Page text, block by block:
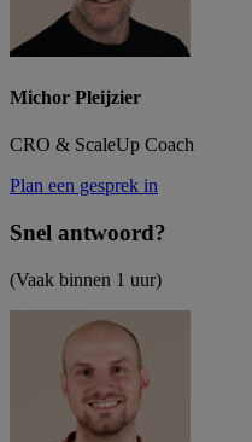
Michor Pleijzier
CRO & ScaleUp Coach
Plan een gesprek in
Snel antwoord?
(Vaak binnen 1 uur)